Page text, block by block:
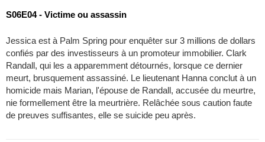
S06E04 - Victime ou assassin
Jessica est à Palm Spring pour enquêter sur 3 millions de dollars
confiés par des investisseurs à un promoteur immobilier. Clark
Randall, qui les a apparemment détournés, lorsque ce dernier
meurt, brusquement assassiné. Le lieutenant Hanna conclut à un
homicide mais Marian, l'épouse de Randall, accusée du meurtre,
nie formellement être la meurtrière. Relâchée sous caution faute
de preuves suffisantes, elle se suicide peu après.